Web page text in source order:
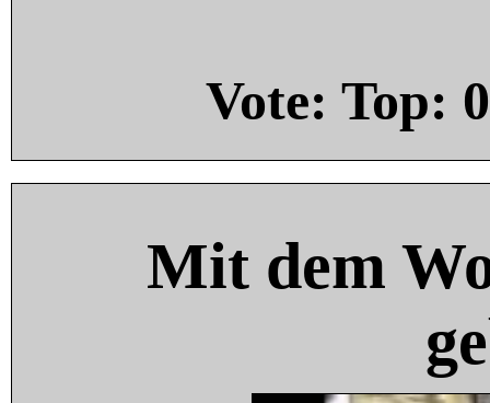
Vote: Top: 0
Mit dem